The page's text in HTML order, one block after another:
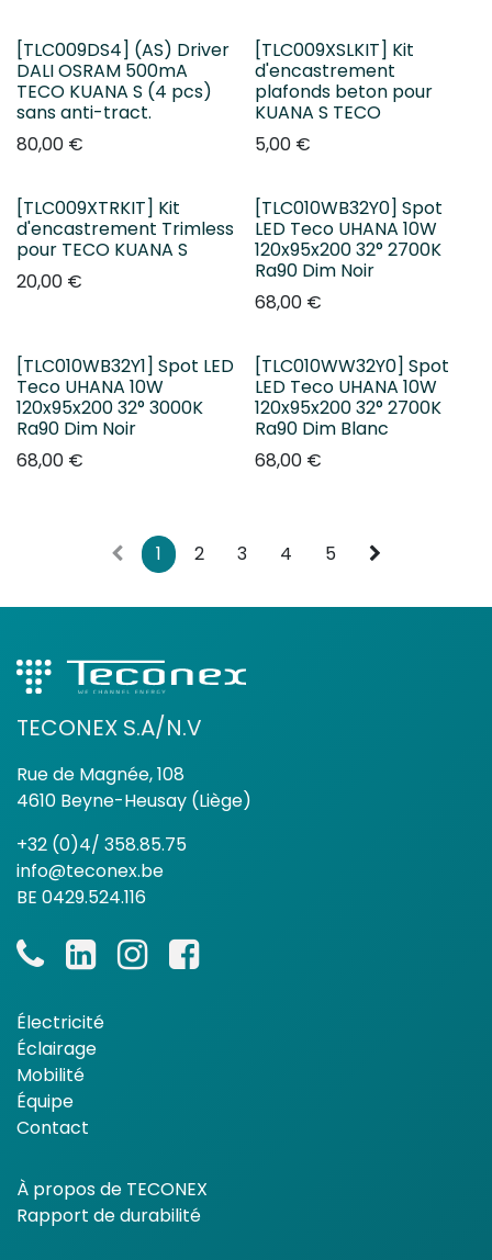
[TLC009DS4] (AS) Driver
DALI OSRAM 500mA
TECO KUANA S (4 pcs)
sans anti-tract.
80,00 €
[TLC009XSLKIT] Kit
d'encastrement
plafonds beton pour
KUANA S TECO
5,00€
[TLC009XTRKIT] Kit
d'encastrement Trimless
pour TECO KUANA S
20,00 €
[TLC010WB32Y0] Spot
LED Teco UHANA 10W
120x95x200 32° 2700K
Ra90 Dim Noir
68,00€
[TLC010WB32Y1] Spot LED
Teco UHANA 10W
120x95x200 32° 3000K
Ra90 Dim Noir
68,00 €
[TLC010WW32Y0] Spot
LED Teco UHANA 10W
120x95x200 32° 2700K
Ra90 Dim Blanc
68,00€
1 2 3 4 5
TECONEX S.A/N.V
Rue de Magnée, 108
4610 Beyne-Heusay (Liège)
+32 (0)4/ 358.85.75
info@teconex.be
BE 0429.524.116
Électricité
Éclairage
Mobilité
Équipe
Contact
À propos de TECONEX
Rapport de durabilité